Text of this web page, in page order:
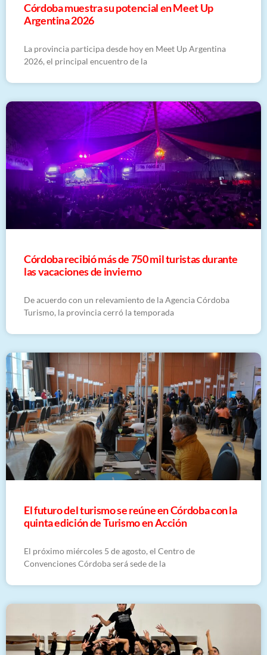
Córdoba muestra su potencial en Meet Up
Argentina 2026
La provincia participa desde hoy en Meet Up Argentina
2026, el principal encuentro de la
Córdoba recibió más de 750 mil turistas durante
las vacaciones de invierno
De acuerdo con un relevamiento de la Agencia Córdoba
Turismo, la provincia cerró la temporada
El futuro del turismo se reúne en Córdoba con la
quinta edición de Turismo en Acción
El próximo miércoles 5 de agosto, el Centro de
Convenciones Córdoba será sede de la